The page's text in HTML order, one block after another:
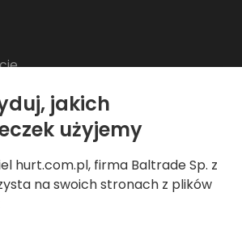
pytania
jakich
użyjemy
hurt.com.pl, firma Baltrade Sp. z
na swoich stronach z plików